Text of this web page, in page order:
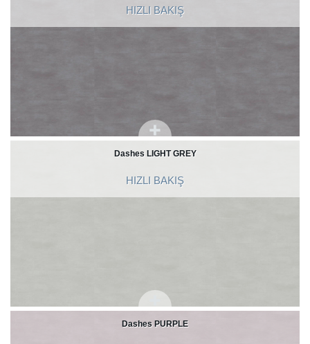
HIZLI BAKIŞ
Dashes LIGHT GREY
HIZLI BAKIŞ
Dashes PURPLE